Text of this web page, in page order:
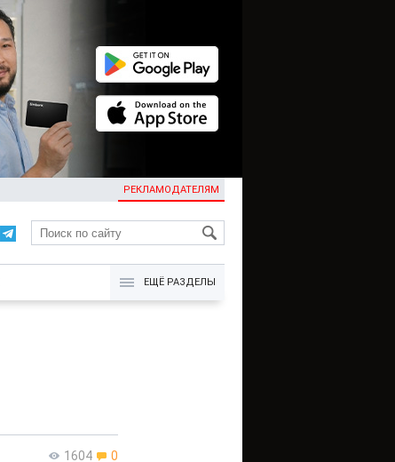
РЕКЛАМОДАТЕЛЯМ
KG
ЕЩЁ РАЗДЕЛЫ
1604 0